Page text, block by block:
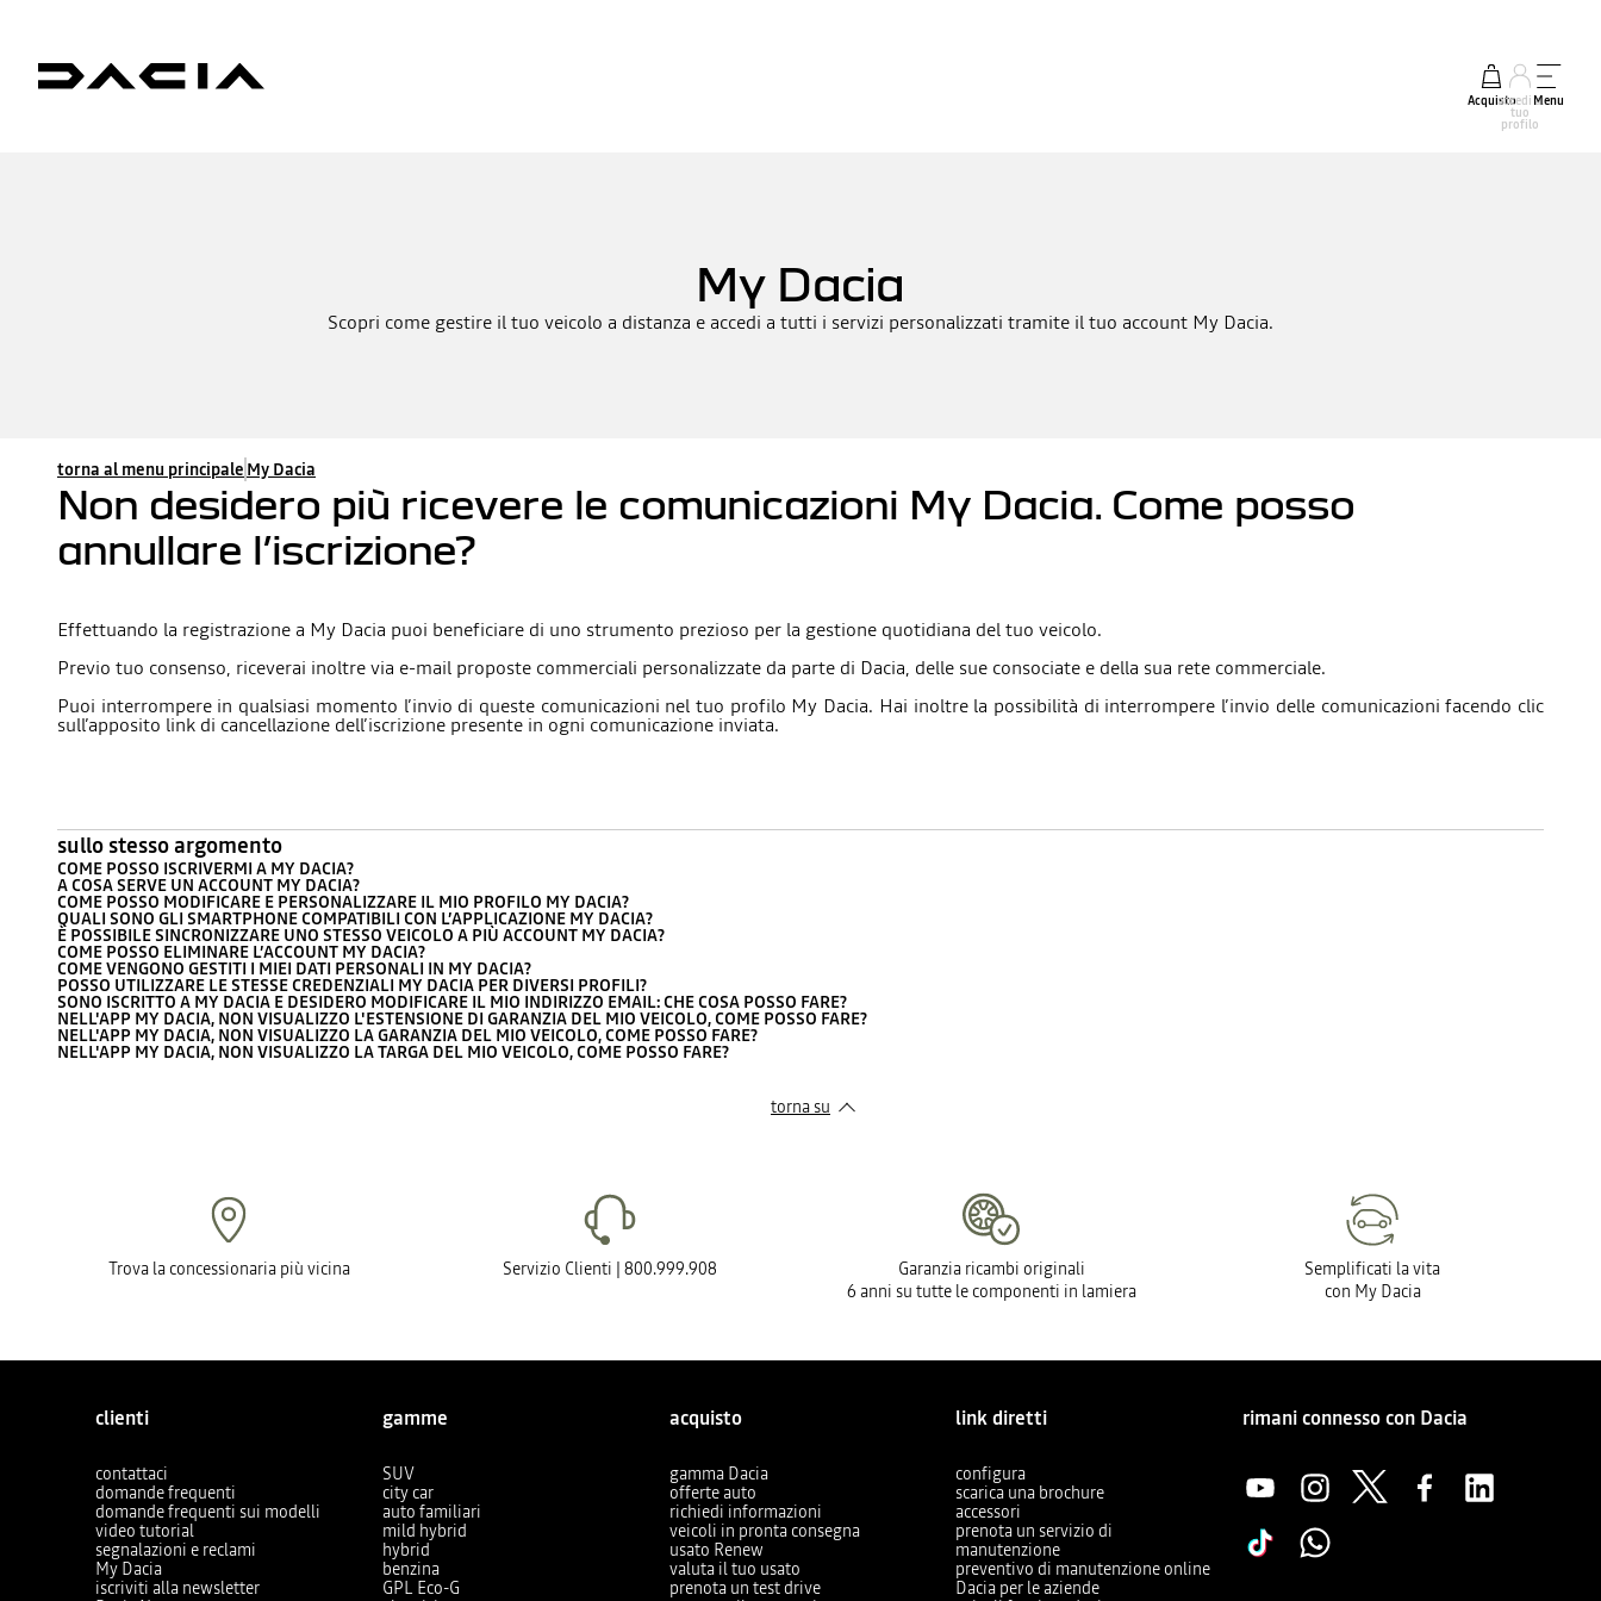
Acquistoaccedi al
tuo
profilo
Menu
My Dacia
Scopri come gestire il tuo veicolo a distanza e accedi a tutti i servizi personalizzati tramite il tuo account My Dacia.
torna al menu principale My Dacia
Non desidero più ricevere le comunicazioni My Dacia. Come posso
annullare l’iscrizione?
Effettuando la registrazione a My Dacia puoi beneficiare di uno strumento prezioso per la gestione quotidiana del tuo veicolo.
Previo tuo consenso, riceverai inoltre via e-mail proposte commerciali personalizzate da parte di Dacia, delle sue consociate e della sua rete commerciale.
Puoi interrompere in qualsiasi momento l’invio di queste comunicazioni nel tuo profilo My Dacia. Hai inoltre la possibilità di interrompere l’invio delle comunicazioni facendo clic
sull’apposito link di cancellazione dell’iscrizione presente in ogni comunicazione inviata.
sullo stesso argomento
COME POSSO ISCRIVERMI A MY DACIA?
A COSA SERVE UN ACCOUNT MY DACIA?
COME POSSO MODIFICARE E PERSONALIZZARE IL MIO PROFILO MY DACIA?
QUALI SONO GLI SMARTPHONE COMPATIBILI CON L’APPLICAZIONE MY DACIA?
È POSSIBILE SINCRONIZZARE UNO STESSO VEICOLO A PIÙ ACCOUNT MY DACIA?
COME POSSO ELIMINARE L’ACCOUNT MY DACIA?
COME VENGONO GESTITI I MIEI DATI PERSONALI IN MY DACIA?
POSSO UTILIZZARE LE STESSE CREDENZIALI MY DACIA PER DIVERSI PROFILI?
SONO ISCRITTO A MY DACIA E DESIDERO MODIFICARE IL MIO INDIRIZZO EMAIL: CHE COSA POSSO FARE?
NELL'APP MY DACIA, NON VISUALIZZO L'ESTENSIONE DI GARANZIA DEL MIO VEICOLO, COME POSSO FARE?
NELL'APP MY DACIA, NON VISUALIZZO LA GARANZIA DEL MIO VEICOLO, COME POSSO FARE?
NELL'APP MY DACIA, NON VISUALIZZO LA TARGA DEL MIO VEICOLO, COME POSSO FARE?
torna su
Trova la concessionaria più vicina Servizio Clienti | 800.999.908
Garanzia ricambi originali
6 anni su tutte le componenti in lamiera
Semplificati la vita
con My Dacia
clienti
contattaci
domande frequenti
domande frequenti sui modelli
video tutorial
segnalazioni e reclami
My Dacia
iscriviti alla newsletter
gamme
SUV
city car
auto familiari
mild hybrid
hybrid
benzina
GPL Eco-G
acquisto
gamma Dacia
offerte auto
richiedi informazioni
veicoli in pronta consegna
usato Renew
valuta il tuo usato
prenota un test drive
link diretti
configura
scarica una brochure
accessori
prenota un servizio di
manutenzione
preventivo di manutenzione online
Dacia per le aziende
rimani connesso con Dacia